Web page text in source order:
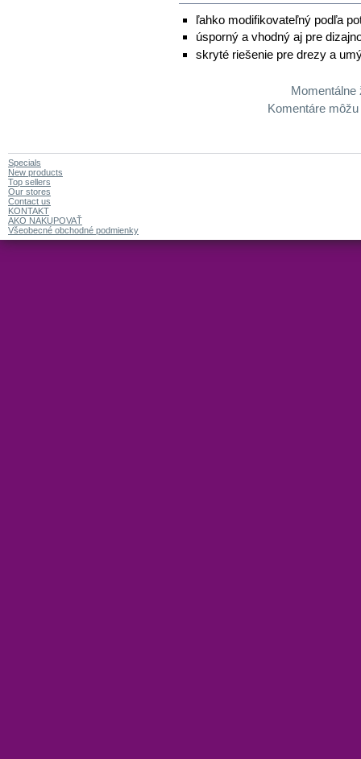
ľahko modifikovateľný podľa
úsporný a vhodný aj pre
skryté riešenie pre drezy a
Momentálne
Komentáre
Specials
New products
Top sellers
Our stores
Contact us
KONTAKT
AKO NAKUPOVAŤ
Všeobecné obchodné podmienky